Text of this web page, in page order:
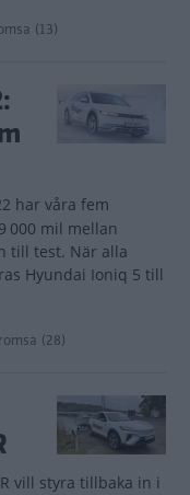
(13)
har våra fem
000 mil mellan
till test. När alla
Hyundai Ioniq 5 till
(28)
vill styra tillbaka in i